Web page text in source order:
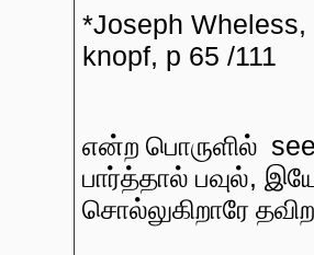
*Joseph Wheless,
knopf, p 65 /111
என்ற பொருளில்
பார்த்தால் பவுல்,
சொல்லுகிறாரே